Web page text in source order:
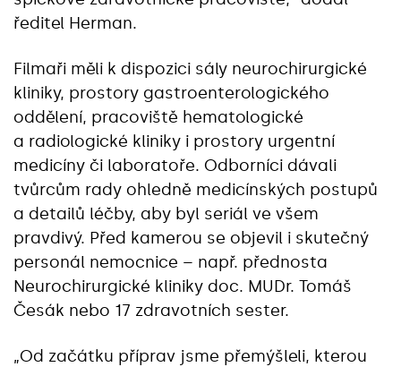
ředitel Herman.
Filmaři měli k dispozici sály neurochirurgické
kliniky, prostory gastroenterologického
oddělení, pracoviště hematologické
a radiologické kliniky i prostory urgentní
medicíny či laboratoře. Odborníci dávali
tvůrcům rady ohledně medicínských postupů
a detailů léčby, aby byl seriál ve všem
pravdivý. Před kamerou se objevil i skutečný
personál nemocnice – např. přednosta
Neurochirurgické kliniky doc. MUDr. Tomáš
Česák nebo 17 zdravotních sester.
„Od začátku příprav jsme přemýšleli, kterou